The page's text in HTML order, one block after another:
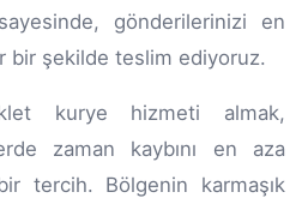
gönderilerinizi en
bir şekilde teslim ediyoruz.
kurye hizmeti almak,
zaman kaybını en aza
tercih. Bölgenin karmaşık